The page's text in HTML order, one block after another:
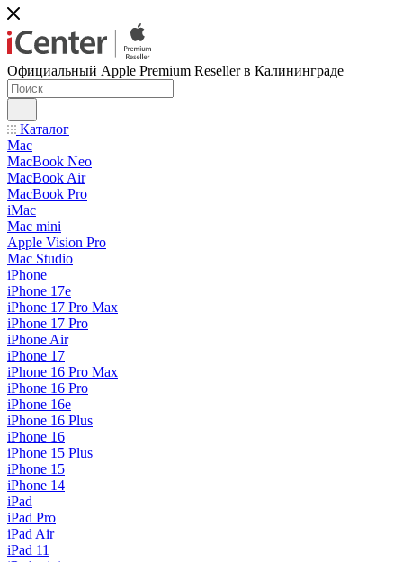
Официальный Apple Premium Reseller в Калининграде
Каталог
Mac
MacBook Neo
MacBook Air
MacBook Pro
iMac
Mac mini
Apple Vision Pro
Mac Studio
iPhone
iPhone 17e
iPhone 17 Pro Max
iPhone 17 Pro
iPhone Air
iPhone 17
iPhone 16 Pro Max
iPhone 16 Pro
iPhone 16e
iPhone 16 Plus
iPhone 16
iPhone 15 Plus
iPhone 15
iPhone 14
iPad
iPad Pro
iPad Air
iPad 11